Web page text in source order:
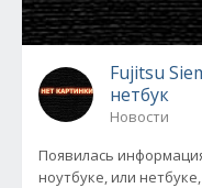
Fujitsu
нетбук
Новости
Появилась
ноутбуке, или